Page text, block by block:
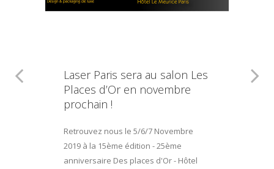
Laser Paris sera au salon Les
Places d’Or en novembre
prochain !
Retrouvez nous le 5/6/7 Novembre
2019 à la 15ème édition - 25ème
anniversaire Des places d'Or - Hôtel